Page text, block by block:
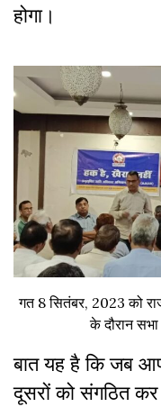
होगा।
गत 8 सितंबर, 2023 को
के दौरान
बात यह है कि जब
दूसरों को संगठित